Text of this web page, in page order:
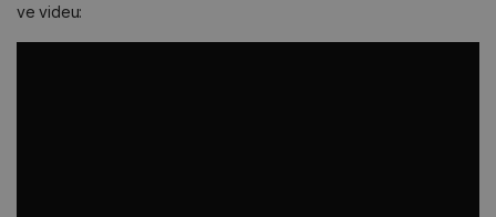
ve videu: